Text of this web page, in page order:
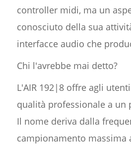
controller midi, ma un
conosciuto della sua
interfacce audio che
Chi l'avrebbe mai detto?
L'AIR 192|8 offre agli
qualità professionale a un
Il nome deriva dalla
campionamento massima